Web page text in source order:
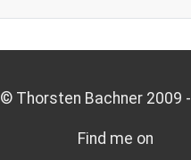
© Thorsten Bachner 2009 -
Find me on